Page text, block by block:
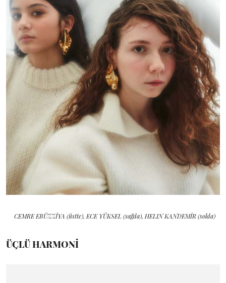
CEMRE EBÜZZİYA (üstte), ECE YÜKSEL (sağda), HELIN KANDEMİR (solda)
ÜÇLÜ HARMONİ